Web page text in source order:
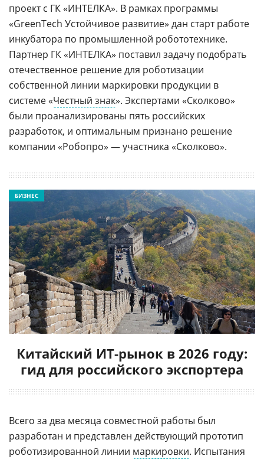
проект с ГК «ИНТЕЛКА». В рамках программы
«GreenTech Устойчивое развитие» дан старт работе
инкубатора по промышленной робототехнике.
Партнер ГК «ИНТЕЛКА» поставил задачу подобрать
отечественное решение для роботизации
собственной линии маркировки продукции в
системе «Честный знак». Экспертами «Сколково»
были проанализированы пять российских
разработок, и оптимальным признано решение
компании «Робопро» — участника «Сколково».
Китайский ИТ-рынок в 2026 году:
гид для российского экспортера
БИЗНЕС
Всего за два месяца совместной работы был
разработан и представлен действующий прототип
роботизированной линии маркировки. Испытания